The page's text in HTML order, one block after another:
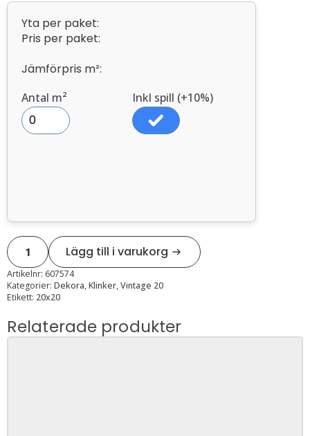
Yta per paket:
Pris per paket:
Jämförpris m²:
Antal m² Inkl spill (+10%)
Vintage
20
blue
8,
20x20
mängd
Lägg till i varukorg
Artikelnr: 607574
Kategorier: Dekora,Klinker,Vintage 20
Etikett: 20x20
Relaterade produkter